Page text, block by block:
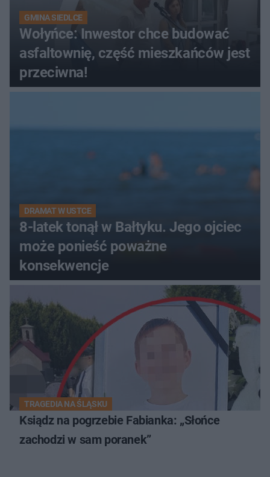
GMINA SIEDLCE
Wołyńce: Inwestor chce budować
asfaltownię, część mieszkańców jest
przeciwna!
DRAMAT W USTCE
8-latek tonął w Bałtyku. Jego ojciec
może ponieść poważne
konsekwencje
TRAGEDIA NA ŚLĄSKU
Ksiądz na pogrzebie Fabianka: „Słońce
zachodzi w sam poranek”